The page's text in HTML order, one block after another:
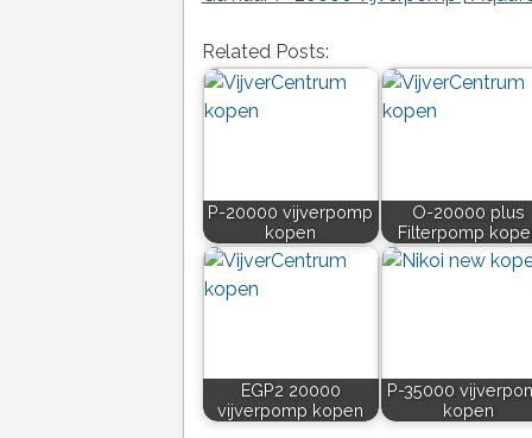
Related Posts:
P-20000 vijverpomp
kopen
O-20000 plus
Filterpomp
EGP2 20000
vijverpomp kopen
P-35000
kopen